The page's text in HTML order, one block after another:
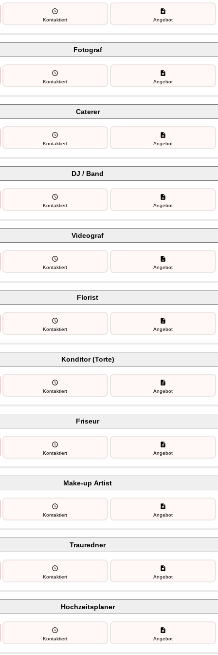
schedule
Kontaktiert
description
Angebot
Fotograf
schedule
Kontaktiert
description
Angebot
Caterer
schedule
Kontaktiert
description
Angebot
DJ / Band
schedule
Kontaktiert
description
Angebot
Videograf
schedule
Kontaktiert
description
Angebot
Florist
schedule
Kontaktiert
description
Angebot
Konditor (Torte)
schedule
Kontaktiert
description
Angebot
Friseur
schedule
Kontaktiert
description
Angebot
Make-up Artist
schedule
Kontaktiert
description
Angebot
Trauredner
schedule
Kontaktiert
description
Angebot
Hochzeitsplaner
schedule
Kontaktiert
description
Angebot